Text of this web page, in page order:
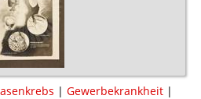
| Gewerbekrankheit |